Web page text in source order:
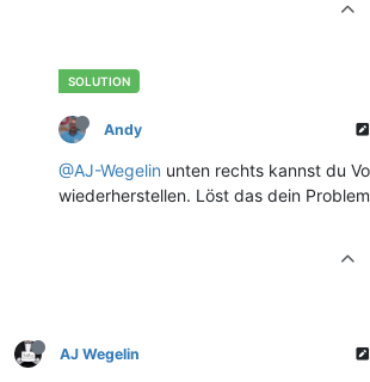
Andy
@AJ-Wegelin unten rechts kannst du
wiederherstellen. Löst das dein
AJ Wegelin